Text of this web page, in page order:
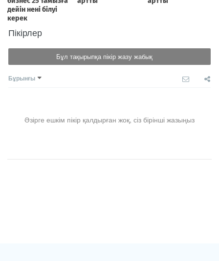
Пікірлер
Бұл тақырыпқа пікір жазу жабық
Бұрынғы
Әзірге ешкім пікір қалдырған жоқ, сіз бірінші жазыңыз